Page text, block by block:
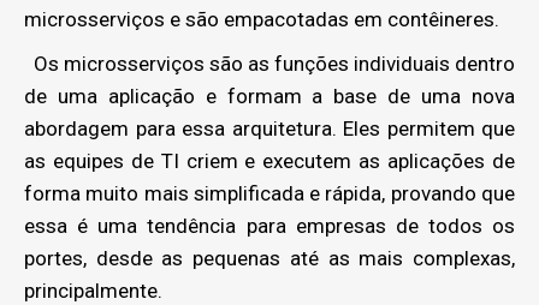
microsserviços e são empacotadas em contêineres.
Os microsserviços são as funções individuais dentro
de uma aplicação e formam a base de uma nova
abordagem para essa arquitetura. Eles permitem que
as equipes de TI criem e executem as aplicações de
forma muito mais simplificada e rápida, provando que
essa é uma tendência para empresas de todos os
portes, desde as pequenas até as mais complexas,
principalmente.